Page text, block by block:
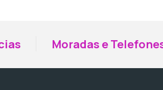
Moradas e